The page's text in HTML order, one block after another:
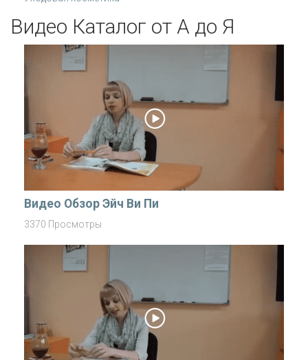
Видео Каталог от А до Я
Видео Обзор Эйч Ви Пи
3370 Просмотры